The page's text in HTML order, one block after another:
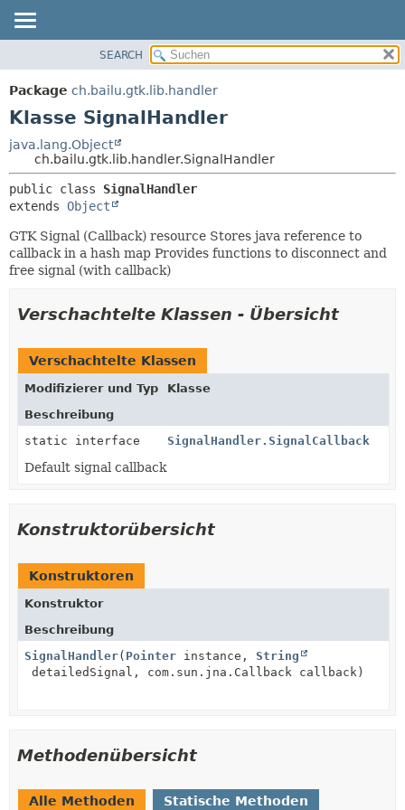
PACKAGE
KLASSE
VERALTET
INDEX
HILFE
METHODE
KONSTRUKTOR
METHODE
SEARCH
Package ch.bailu.gtk.lib.handler
Klasse SignalHandler
java.lang.Object
ch.bailu.gtk.lib.handler.SignalHandler
public class SignalHandler
extends Object
GTK Signal (Callback) resource Stores java reference to
callback in a hash map Provides functions to disconnect and
free signal (with callback)
Verschachtelte Klassen - Übersicht
Verschachtelte Klassen
Modifizierer und Typ
Klasse
Beschreibung
static interface
SignalHandler.SignalCallback
Default signal callback
Konstruktorübersicht
Konstruktoren
Konstruktor
Beschreibung
SignalHandler( Pointer instance, String
detailedSignal, com.sun.jna.Callback callback)
Methodenübersicht
Alle Methoden Statische Methoden